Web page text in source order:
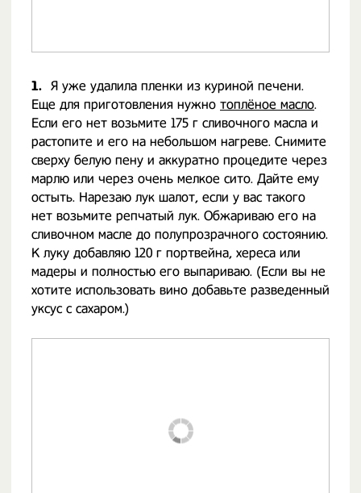
1. Я уже удалила пленки из куриной печени.
Еще для приготовления нужно топлёное масло.
Если его нет возьмите 175 г сливочного масла и
растопите и его на небольшом нагреве. Снимите
сверху белую пену и аккуратно процедите через
марлю или через очень мелкое сито. Дайте ему
остыть. Нарезаю лук шалот, если у вас такого
нет возьмите репчатый лук. Обжариваю его на
сливочном масле до полупрозрачного состоянию.
К луку добавляю 120 г портвейна, хереса или
мадеры и полностью его выпариваю. (Если вы не
хотите использовать вино добавьте разведенный
уксус с сахаром.)